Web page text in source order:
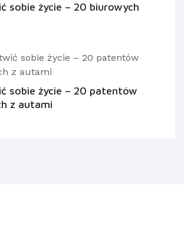
sobie życie – 20 biurowych
sobie życie – 20 patentów
z autami